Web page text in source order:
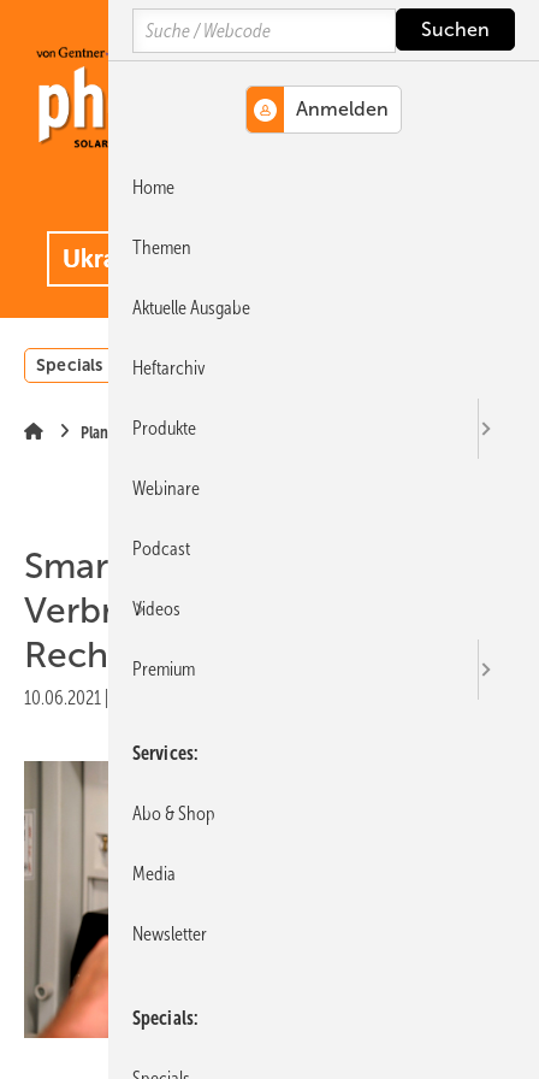
Hauptinhalt
Hauptmenü
SiteSearch
Specials Einstrahlungsatlas
Planung
Smart Meter:
Verbraucherzentrale fordert
Recht auf Ausbau
10.06.2021
Search
Home
Themen
Aktuelle Ausgabe
Heftarchiv
Produkte
Webinare
Podcast
Videos
Premium
Services
Abo & Shop
Media
Newsletter
Specials